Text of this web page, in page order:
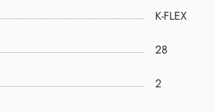
K-FLEX
28
2